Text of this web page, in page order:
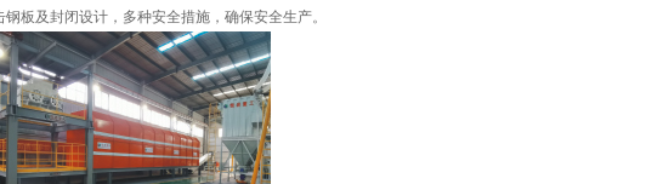
板及封闭设计，多种安全措施，确保安全生产。